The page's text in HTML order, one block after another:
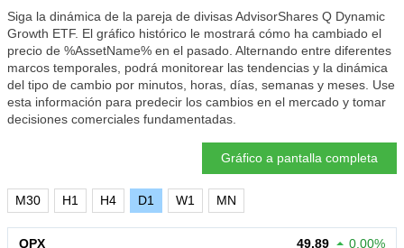
Siga la dinámica de la pareja de divisas AdvisorShares Q Dynamic
Growth ETF. El gráfico histórico le mostrará cómo ha cambiado el
precio de %AssetName% en el pasado. Alternando entre diferentes
marcos temporales, podrá monitorear las tendencias y la dinámica
del tipo de cambio por minutos, horas, días, semanas y meses. Use
esta información para predecir los cambios en el mercado y tomar
decisiones comerciales fundamentadas.
Gráfico a pantalla completa
M30 H1 H4 D1 W1 MN
QPX 49.89 0.00%